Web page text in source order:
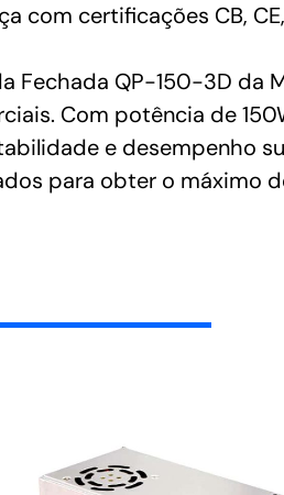
com certificações CB, CE,
Fechada QP-150-3D da
Com potência de
e desempenho
para obter o máximo